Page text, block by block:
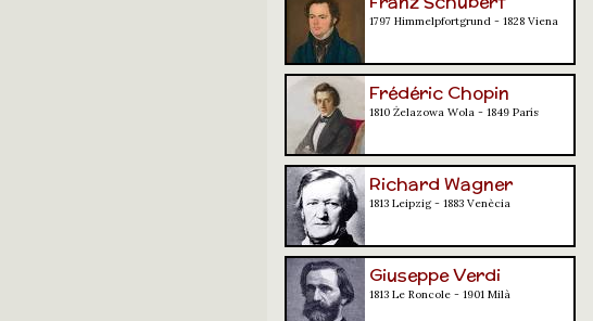
1797 Himmelpfortgrund - 1828 Viena
Frédéric Chopin
1810 Żelazowa Wola - 1849 París
Richard Wagner
1813 Leipzig - 1883 Venècia
Giuseppe Verdi
1813 Le Roncole - 1901 Milà